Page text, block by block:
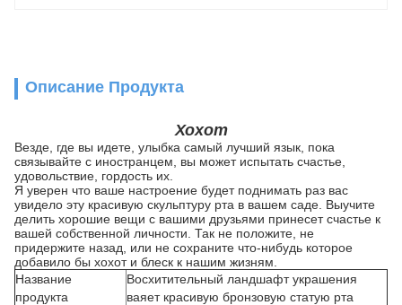
Описание Продукта
Хохот
Везде, где вы идете, улыбка самый лучший язык, пока
связывайте с иностранцем, вы может испытать счастье,
удовольствие, гордость их.
Я уверен что ваше настроение будет поднимать раз вас
увидело эту красивую скульптуру рта в вашем саде. Выучите
делить хорошие вещи с вашими друзьями принесет счастье к
вашей собственной личности. Так не положите, не
придержите назад, или не сохраните что-нибудь которое
добавило бы хохот и блеск к нашим жизням.
Название
продукта
Восхитительный ландшафт украшения
ваяет красивую бронзовую статую рта